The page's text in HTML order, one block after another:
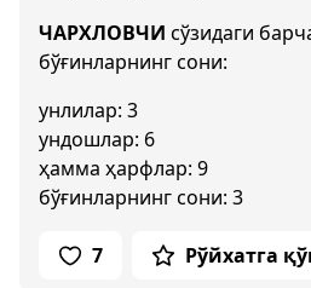
ЧАРХЛОВЧИ сўзидаги
бўғинларнинг сони:
унлилар: 3
ундошлар: 6
ҳамма ҳарфлар: 9
бўғинларнинг сони: 3
7 Рўйхатга